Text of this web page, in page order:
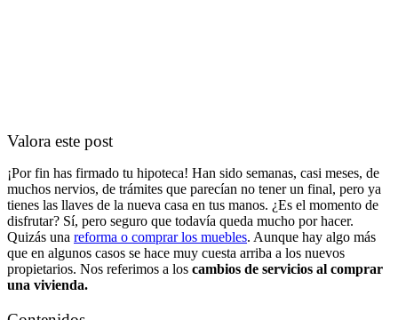
Valora este post
¡Por fin has firmado tu hipoteca! Han sido semanas, casi meses, de
muchos nervios, de trámites que parecían no tener un final, pero ya
tienes las llaves de la nueva casa en tus manos. ¿Es el momento de
disfrutar? Sí, pero seguro que todavía queda mucho por hacer.
Quizás una reforma o comprar los muebles. Aunque hay algo más
que en algunos casos se hace muy cuesta arriba a los nuevos
propietarios. Nos referimos a los cambios de servicios al comprar
una vivienda.